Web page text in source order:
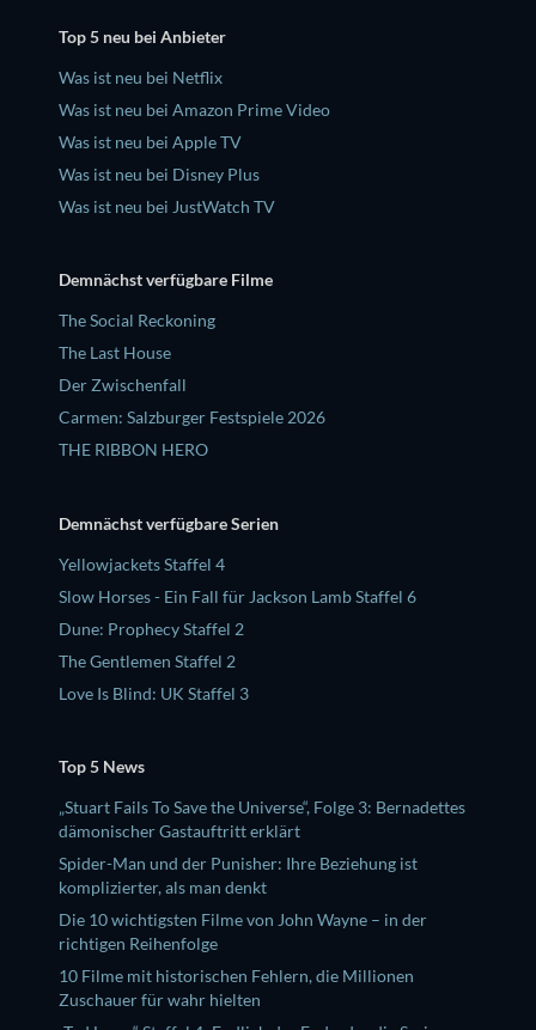
Top 5 neu bei Anbieter
Was ist neu bei Netflix
Was ist neu bei Amazon Prime Video
Was ist neu bei Apple TV
Was ist neu bei Disney Plus
Was ist neu bei JustWatch TV
Demnächst verfügbare Filme
The Social Reckoning
The Last House
Der Zwischenfall
Carmen: Salzburger Festspiele 2026
THE RIBBON HERO
Demnächst verfügbare Serien
Yellowjackets Staffel 4
Slow Horses - Ein Fall für Jackson Lamb Staffel 6
Dune: Prophecy Staffel 2
The Gentlemen Staffel 2
Love Is Blind: UK Staffel 3
Top 5 News
„Stuart Fails To Save the Universe“, Folge 3: Bernadettes
dämonischer Gastauftritt erklärt
Spider-Man und der Punisher: Ihre Beziehung ist
komplizierter, als man denkt
Die 10 wichtigsten Filme von John Wayne – in der
richtigen Reihenfolge
10 Filme mit historischen Fehlern, die Millionen
Zuschauer für wahr hielten